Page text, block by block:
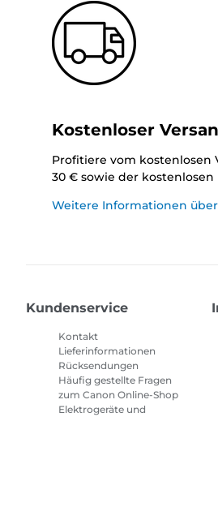
Kostenloser
Profitiere vom kostenlosen
30 € sowie der
Weitere Informationen
Kundenservice
Kontakt
Lieferinformationen
Rücksendungen
Häufig gestellte Fragen
zum Canon Online-Shop
Elektrogeräte und